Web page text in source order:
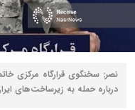
نصر: سخنگوی قرارگاه مرکزی
درباره حمله به زیرساخت‌های